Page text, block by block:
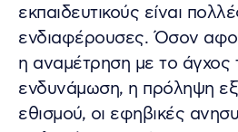
εκπαιδευτικούς είναι
ενδιαφέρουσες. Όσον
η αναμέτρηση με το
ενδυνάμωση, η πρόληψη
εθισμού, οι εφηβικές